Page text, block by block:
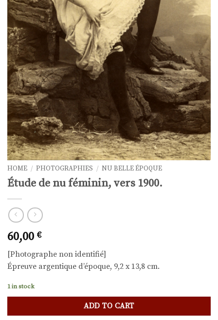
HOME / PHOTOGRAPHIES / NU BELLE ÉPOQUE
Étude de nu féminin, vers 1900.
60,00 €
[Photographe non identifié]
Épreuve argentique d’époque, 9,2 x 13,8 cm.
1 in stock
ADD TO CART